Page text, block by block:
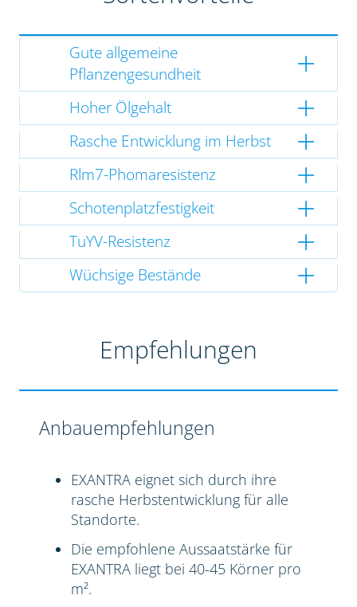
Gute allgemeine
Pflanzengesundheit
Hoher Ölgehalt
Rasche Entwicklung im Herbst
Rlm7-Phomaresistenz
Schotenplatzfestigkeit
TuYV-Resistenz
Wüchsige Bestände
Empfehlungen
Anbauempfehlungen
EXANTRA eignet sich durch ihre
rasche Herbstentwicklung für alle
Standorte.
Die empfohlene Aussaatstärke für
EXANTRA liegt bei 40-45 Körner pro
m².